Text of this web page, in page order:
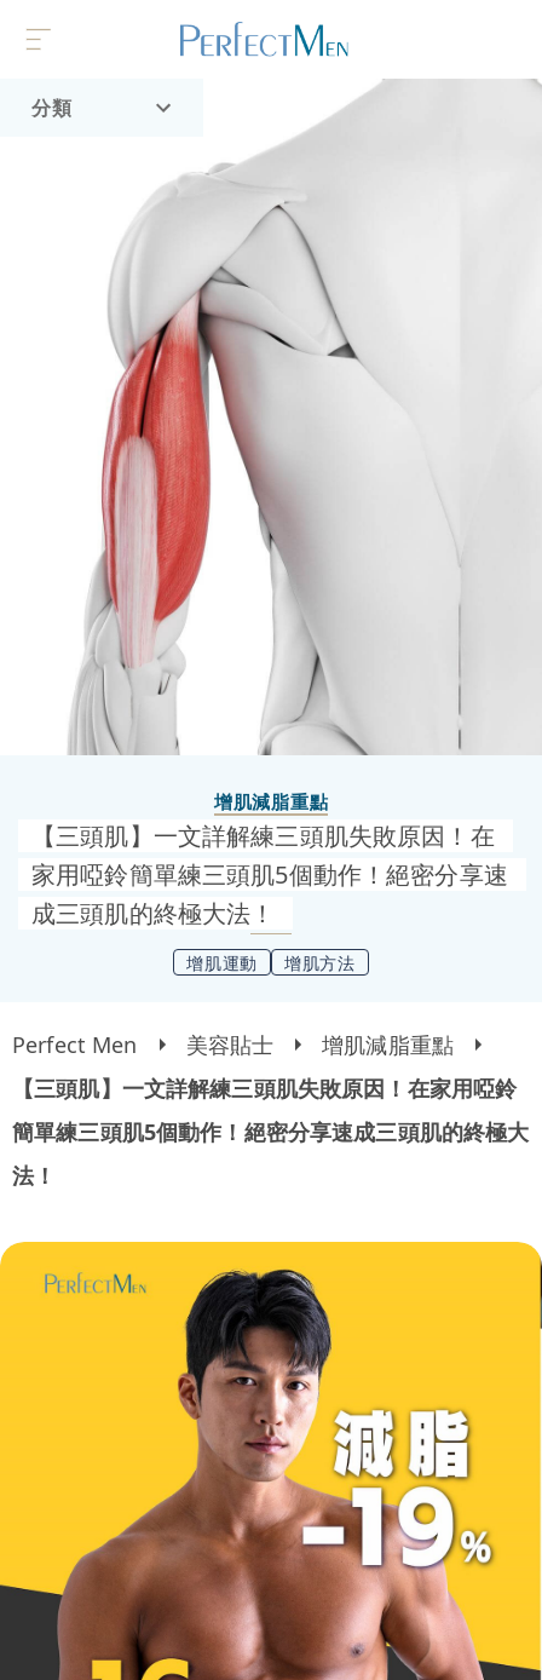
分類
流行趨勢
增肌減脂重點
【三頭肌】一文詳解練三頭肌失敗原因！在
家用啞鈴簡單練三頭肌5個動作！絕密分享速
成三頭肌的終極大法！
增肌運動 增肌方法
Perfect Men 美容貼士
增肌減脂重點
【三頭肌】一文詳解練三頭肌失敗原因！在家用啞鈴
簡單練三頭肌5個動作！絕密分享速成三頭肌的終極大
法！